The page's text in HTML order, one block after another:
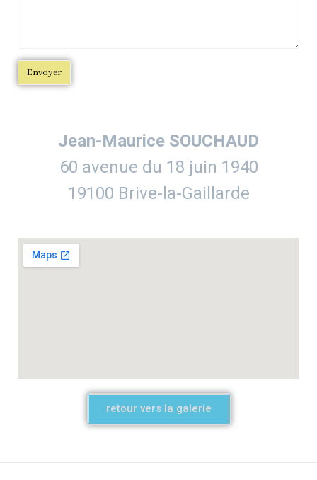
Jean-Maurice SOUCHAUD
60 avenue du 18 juin 1940
19100 Brive-la-Gaillarde
retour vers la galerie